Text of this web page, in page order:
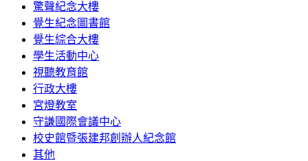
驚聲紀念大樓
覺生紀念圖書館
覺生綜合大樓
學生活動中心
視聽教育館
行政大樓
宮燈教室
守謙國際會議中心
校史館暨張建邦創辦人紀念館
其他